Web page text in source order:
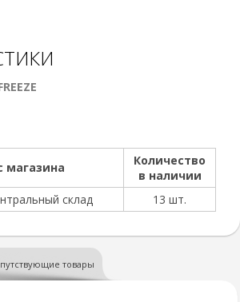
магазина
Количество
в наличии
склад
13 шт.
товары